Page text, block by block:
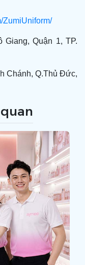
ZumiUniform/
Quận 1, TP.
Q.Thủ Đức,